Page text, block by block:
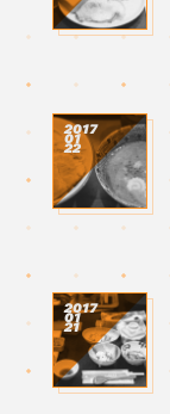
2017
01
22
2017
01
21